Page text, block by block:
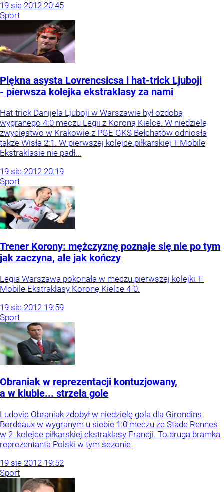
19 sie 2012 20:45
Sport
Piękna asysta Lovrencsicsa i hat-trick Ljuboji
- pierwsza kolejka ekstraklasy za nami
Hat-trick Danijela Ljuboji w Warszawie był ozdobą
wygranego 4:0 meczu Legii z Koroną Kielce. W niedzielę
zwycięstwo w Krakowie z PGE GKS Bełchatów odniosła
także Wisła 2:1. W pierwszej kolejce piłkarskiej T-Mobile
Ekstraklasie nie padł...
19 sie 2012 20:19
Sport
Trener Korony: mężczyznę poznaje się nie po tym
jak zaczyna, ale jak kończy
Legia Warszawa pokonała w meczu pierwszej kolejki T-
Mobile Ekstraklasy Koronę Kielce 4-0.
19 sie 2012 19:59
Sport
Obraniak w reprezentacji kontuzjowany,
a w klubie... strzela gole
Ludovic Obraniak zdobył w niedzielę gola dla Girondins
Bordeaux w wygranym u siebie 1:0 meczu ze Stade Rennes
w 2. kolejce piłkarskiej ekstraklasy Francji. To druga bramka
reprezentanta Polski w tym sezonie.
19 sie 2012 19:52
Sport